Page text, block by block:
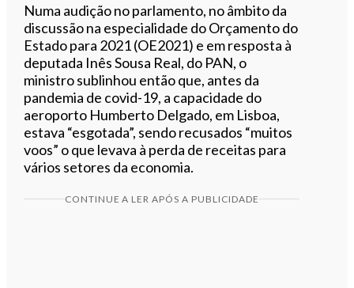
Numa audição no parlamento, no âmbito da
discussão na especialidade do Orçamento do
Estado para 2021 (OE2021) e em resposta à
deputada Inês Sousa Real, do PAN, o
ministro sublinhou então que, antes da
pandemia de covid-19, a capacidade do
aeroporto Humberto Delgado, em Lisboa,
estava “esgotada”, sendo recusados “muitos
voos” o que levava à perda de receitas para
vários setores da economia.
CONTINUE A LER APÓS A PUBLICIDADE